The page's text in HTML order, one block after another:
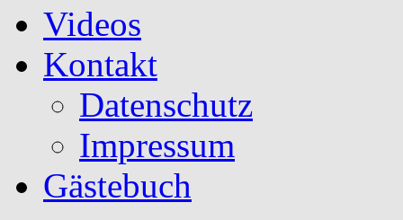
Videos
Kontakt
Datenschutz
Impressum
Gästebuch